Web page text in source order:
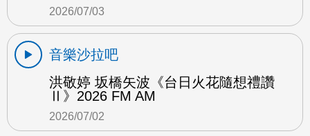
2026/07/03
音樂沙拉吧
洪敬婷 坂橋矢波《台日火花隨想禮讚
Ⅱ》2026 FM AM
2026/07/02